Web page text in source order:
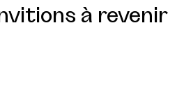
à revenir